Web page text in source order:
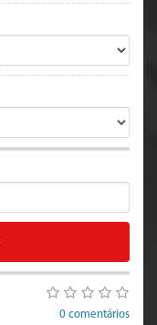
0 comentários